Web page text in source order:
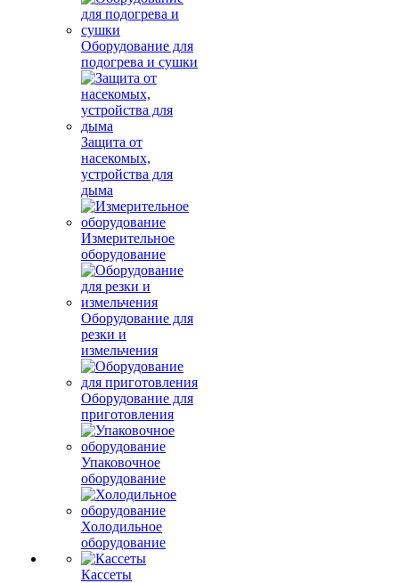
Оборудование для
подогрева и сушки
Защита от
насекомых,
устройства для
дыма
Измерительное
оборудование
Оборудование для
резки и
измельчения
Оборудование для
приготовления
Упаковочное
оборудование
Холодильное
оборудование
Кассеты